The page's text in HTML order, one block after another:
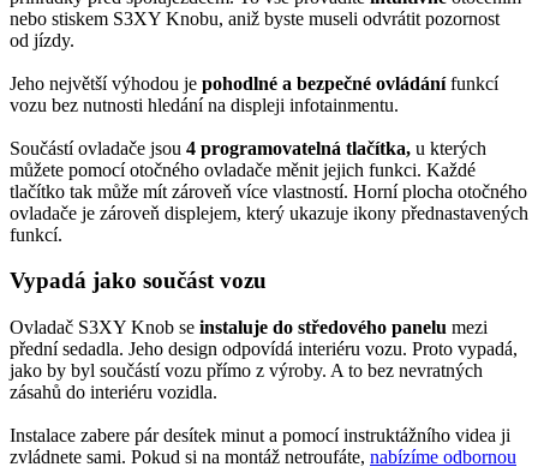
nebo stiskem S3XY Knobu, aniž byste museli odvrátit pozornost
od jízdy.
Jeho největší výhodou je pohodlné a bezpečné ovládánífunkcí
vozu bez nutnosti hledání na displeji infotainmentu.
Součástí ovladače jsou 4 programovatelná tlačítka, u kterých
můžete pomocí otočného ovladače měnit jejich funkci. Každé
tlačítko tak může mít zároveň více vlastností. Horní plocha otočného
ovladače je zároveň displejem, který ukazuje ikony přednastavených
funkcí.
Vypadá jako součást vozu
Ovladač S3XY Knob se instaluje do středového panelu mezi
přední sedadla. Jeho design odpovídá interiéru vozu. Proto vypadá,
jako by byl součástí vozu přímo z výroby. A to bez nevratných
zásahů do interiéru vozidla.
Instalace zabere pár desítek minut a pomocí instruktážního videa ji
zvládnete sami. Pokud si na montáž netroufáte, nabízíme odbornou